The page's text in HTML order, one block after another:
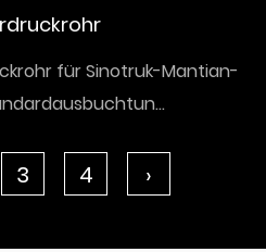
für Sinotruk-Mantian-
3 4 ›